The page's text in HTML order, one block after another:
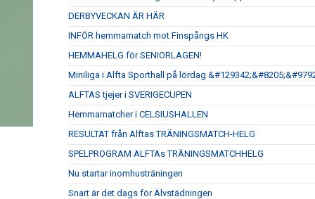
DERBYVECKAN ÄR HÄR
INFÖR hemmamatch mot Finspångs HK
HEMMAHELG för SENIORLAGEN!
Miniliga i Alfta Sporthall på lördag
ALFTAS tjejer i SVERIGECUPEN
Hemmamatcher i CELSIUSHALLEN
RESULTAT från Alftas TRÄNINGSMATCH-HELG
SPELPROGRAM ALFTAs TRÄNINGSMATCHHELG
Nu startar inomhusträningen
Snart är det dags för Älvstädningen